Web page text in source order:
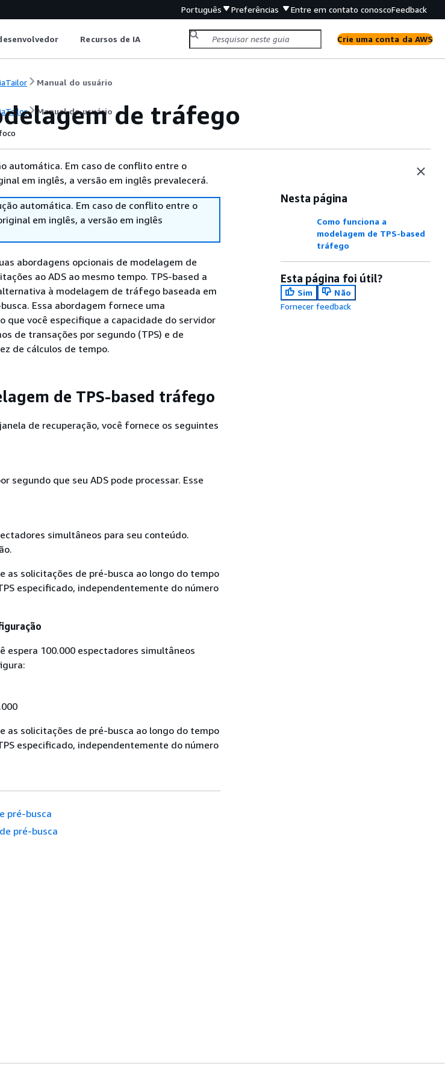
Português Preferências Entre em contato conoscoFeedback
Recursos de IA Crie uma conta da AWS
Manual do usuário
Manual do usuário de tráfego
automática. Em caso de conflito entre o
em inglês, a versão em inglês prevalecerá.
automática. Em caso de conflito entre o
em inglês, a versão em inglês
abordagens opcionais de modelagem de
ao ADS ao mesmo tempo. TPS-based a
à modelagem de tráfego baseada em
Essa abordagem fornece uma
você especifique a capacidade do servidor
de transações por segundo (TPS) e de
de cálculos de tempo.
de TPS-based tráfego
de recuperação, você fornece os seguintes
segundo que seu ADS pode processar. Esse
simultâneos para seu conteúdo.
solicitações de pré-busca ao longo do tempo
especificado, independentemente do número
espera 100.000 espectadores simultâneos
solicitações de pré-busca ao longo do tempo
especificado, independentemente do número
Nesta página
Como funciona a
modelagem de TPS-based
tráfego
Esta página foi útil?
Sim
Não
Fornecer feedback
pré-busca
pré-busca